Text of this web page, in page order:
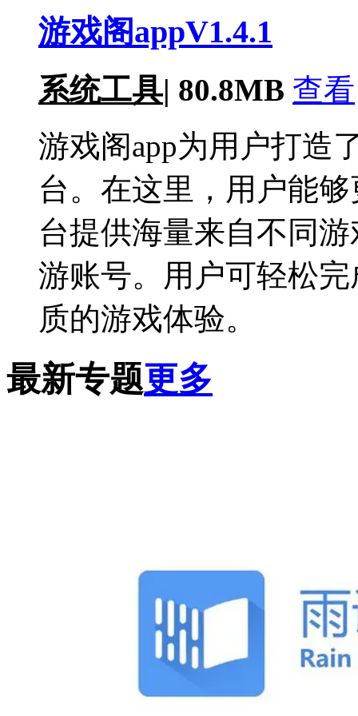
游戏阁appV1.4.1
系统工具| 80.8MB 查看
游戏阁app为用户打造
台。在这里，用户能
台提供海量来自不同
游账号。用户可轻松
质的游戏体验。
最新专题更多